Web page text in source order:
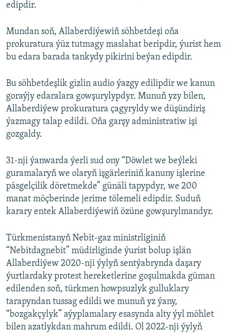
edipdir.
Mundan soň, Allaberdiýewiň söhbetdeşi oňa
prokuratura ýüz tutmagy maslahat beripdir, ýurist hem
bu edara barada tankydy pikirini beýan edipdir.
Bu söhbetdeşlik gizlin audio ýazgy edilipdir we kanun
goraýjy edaralara gowşurylypdyr. Munuň yzy bilen,
Allaberdiýew prokuratura çagyryldy we düşündiriş
ýazmagy talap edildi. Oňa garşy administratiw işi
gozgaldy.
31-nji ýanwarda ýerli sud ony “Döwlet we beýleki
guramalaryň we olaryň işgärleriniň kanuny işlerine
päsgelçilik döretmekde” günäli tapypdyr, we 200
manat möçberinde jerime tölemeli edipdir. Suduň
karary entek Allaberdiýewiň özüne gowşurylmandyr.
Türkmenistanyň Nebit-gaz ministrliginiň
“Nebitdagnebit” müdirliginde ýurist bolup işlän
Allaberdiýew 2020-nji ýylyň sentýabrynda daşary
ýurtlardaky protest hereketlerine goşulmakda güman
edilenden soň, türkmen howpsuzlyk gulluklary
tarapyndan tussag edildi we munuň yz ýany,
“bozgakçylyk” aýyplamalary esasynda alty ýyl möhlet
bilen azatlykdan mahrum edildi. Ol 2022-nji ýylyň